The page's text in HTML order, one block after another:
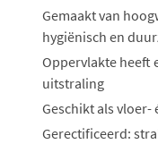
Gemaakt van
hygiënisch en
Oppervlakte heeft
uitstraling
Geschikt als vloer-
Gerectificeerd: